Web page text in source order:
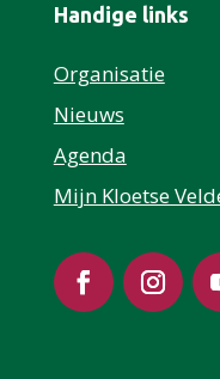
Handige links
Organisatie
Nieuws
Agenda
Mijn Kloetse